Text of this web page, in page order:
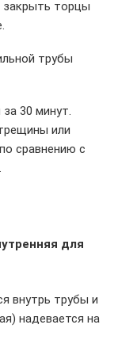
закрыть торцы
трубы
30 минут.
или
сравнению с
для
внутрь трубы и
надевается на